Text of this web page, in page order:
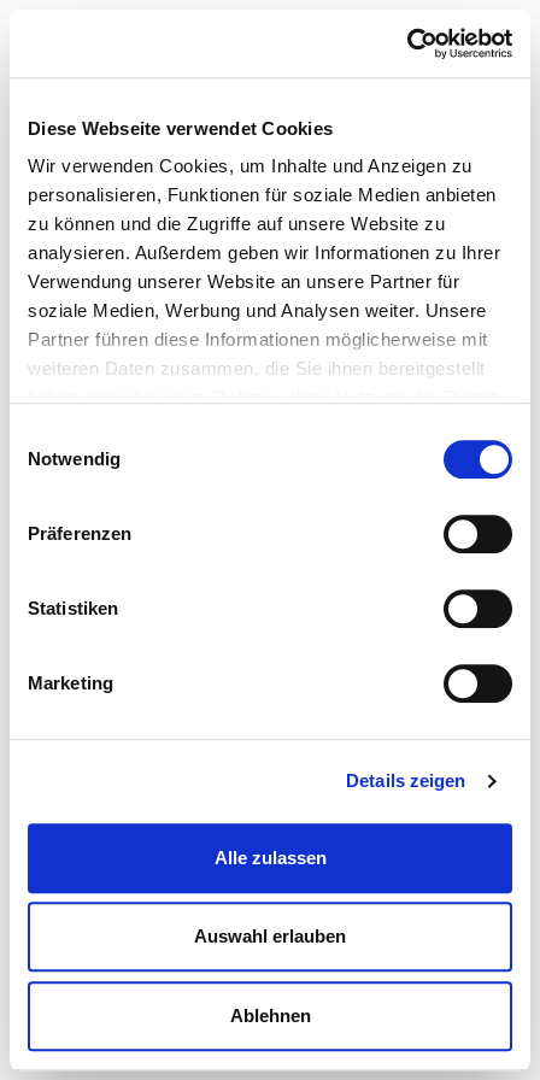
Diese Webseite verwendet Cookies
Wir verwenden Cookies, um Inhalte und Anzeigen zu
personalisieren, Funktionen für soziale Medien anbieten
zu können und die Zugriffe auf unsere Website zu
analysieren. Außerdem geben wir Informationen zu Ihrer
Verwendung unserer Website an unsere Partner für
soziale Medien, Werbung und Analysen weiter. Unsere
Partner führen diese Informationen möglicherweise mit
weiteren Daten zusammen, die Sie ihnen bereitgestellt
Notwendig
Präferenzen
Statistiken
Marketing
Details zeigen
Alle zulassen
Auswahl erlauben
Ablehnen